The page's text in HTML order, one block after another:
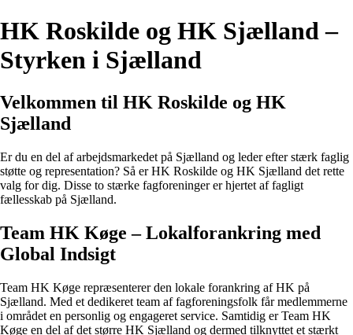
HK Roskilde og HK Sjælland –
Styrken i Sjælland
Velkommen til HK Roskilde og HK
Sjælland
Er du en del af arbejdsmarkedet på Sjælland og leder efter stærk faglig
støtte og representation? Så er HK Roskilde og HK Sjælland det rette
valg for dig. Disse to stærke fagforeninger er hjertet af fagligt
fællesskab på Sjælland.
Team HK Køge – Lokalforankring med
Global Indsigt
Team HK Køge repræsenterer den lokale forankring af HK på
Sjælland. Med et dedikeret team af fagforeningsfolk får medlemmerne
i området en personlig og engageret service. Samtidig er Team HK
Køge en del af det større HK Sjælland og dermed tilknyttet et stærkt